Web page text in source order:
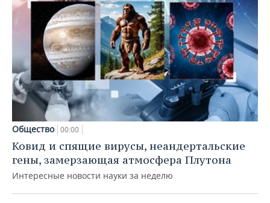
Общество 00:00
Ковид и спящие вирусы, неандертальские
гены, замерзающая атмосфера Плутона
Интересные новости науки за неделю